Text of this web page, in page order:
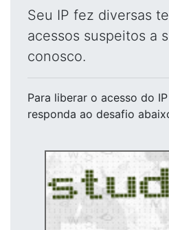
Seu IP fez diversas
acessos suspeitos a
conosco.
Para liberar o acesso do IP
responda ao desafio